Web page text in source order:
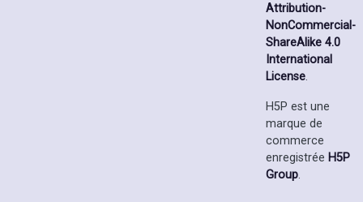
Attribution-
NonCommercial-
ShareAlike 4.0
International
License.
H5P est une
marque de
commerce
enregistrée H5P
Group.